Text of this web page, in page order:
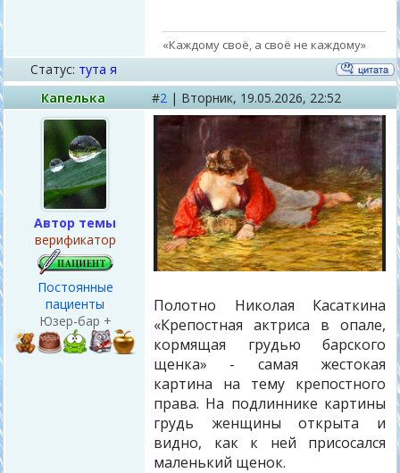
«Каждому своё, а своё не каждому»
Статус: тута я
Капелька
#2 | Вторник, 19.05.2026, 22:52
Автор темы
верификатор
Постоянные
пациенты
Юзер-бар +
Полотно Николая Касаткина
«Крепостная актриса в опале,
кормящая грудью барского
щенка» - самая жестокая
картина на тему крепостного
права. На подлиннике картины
грудь женщины открыта и
видно, как к ней присосался
маленький щенок.